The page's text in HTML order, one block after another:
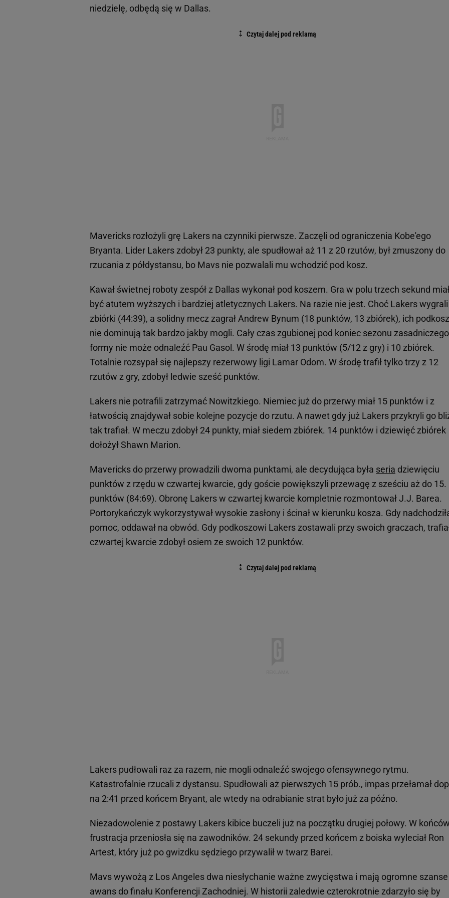
niedzielę, odbędą się w Dallas.
Mavericks rozłożyli grę Lakers na czynniki pierwsze. Zaczęli od ograniczenia Kobe'ego
Bryanta. Lider Lakers zdobył 23 punkty, ale spudłował aż 11 z 20 rzutów, był zmuszony do
rzucania z półdystansu, bo Mavs nie pozwalali mu wchodzić pod kosz.
Kawał świetnej roboty zespół z Dallas wykonał pod koszem. Gra w polu trzech sekund
być atutem wyższych i bardziej atletycznych Lakers. Na razie nie jest. Choć Lakers wygrali
zbiórki (44:39), a solidny mecz zagrał Andrew Bynum (18 punktów, 13 zbiórek), ich
nie dominują tak bardzo jakby mogli. Cały czas zgubionej pod koniec sezonu zasadniczego
formy nie może odnaleźć Pau Gasol. W środę miał 13 punktów (5/12 z gry) i 10 zbiórek.
Totalnie rozsypał się najlepszy rezerwowy ligi Lamar Odom. W środę trafił tylko trzy z 12
rzutów z gry, zdobył ledwie sześć punktów.
Lakers nie potrafili zatrzymać Nowitzkiego. Niemiec już do przerwy miał 15 punktów i z
łatwością znajdywał sobie kolejne pozycje do rzutu. A nawet gdy już Lakers przykryli go
tak trafiał. W meczu zdobył 24 punkty, miał siedem zbiórek. 14 punktów i dziewięć zbiórek
dołożył Shawn Marion.
Mavericks do przerwy prowadzili dwoma punktami, ale decydująca była seria dziewięciu
punktów z rzędu w czwartej kwarcie, gdy goście powiększyli przewagę z sześciu aż do 15.
punktów (84:69). Obronę Lakers w czwartej kwarcie kompletnie rozmontował J.J. Barea.
Portorykańczyk wykorzystywał wysokie zasłony i ścinał w kierunku kosza. Gdy
pomoc, oddawał na obwód. Gdy podkoszowi Lakers zostawali przy swoich graczach,
czwartej kwarcie zdobył osiem ze swoich 12 punktów.
Lakers pudłowali raz za razem, nie mogli odnaleźć swojego ofensywnego rytmu.
Katastrofalnie rzucali z dystansu. Spudłowali aż pierwszych 15 prób., impas przełamał
na 2:41 przed końcem Bryant, ale wtedy na odrabianie strat było już za późno.
Niezadowolenie z postawy Lakers kibice buczeli już na początku drugiej połowy. W
frustracja przeniosła się na zawodników. 24 sekundy przed końcem z boiska wyleciał Ron
Artest, który już po gwizdku sędziego przywalił w twarz Barei.
Mavs wywożą z Los Angeles dwa niesłychanie ważne zwycięstwa i mają ogromne
awans do finału Konferencji Zachodniej. W historii zaledwie czterokrotnie zdarzyło się by